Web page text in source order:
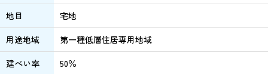
地目
宅地
用途地域
第一種低層住居専用地域
建ぺい率
50％